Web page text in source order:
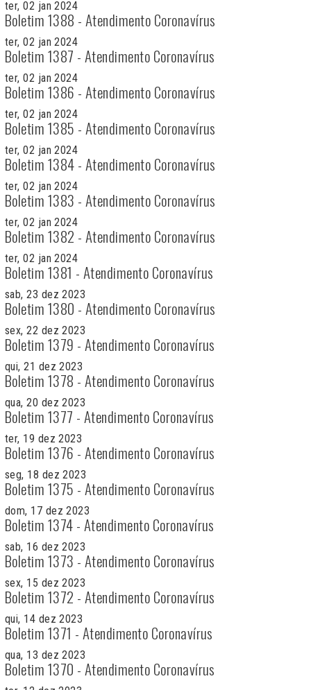
ter, 02 jan 2024
Boletim 1388 - Atendimento Coronavírus
ter, 02 jan 2024
Boletim 1387 - Atendimento Coronavírus
ter, 02 jan 2024
Boletim 1386 - Atendimento Coronavírus
ter, 02 jan 2024
Boletim 1385 - Atendimento Coronavírus
ter, 02 jan 2024
Boletim 1384 - Atendimento Coronavírus
ter, 02 jan 2024
Boletim 1383 - Atendimento Coronavírus
ter, 02 jan 2024
Boletim 1382 - Atendimento Coronavírus
ter, 02 jan 2024
Boletim 1381 - Atendimento Coronavírus
sab, 23 dez 2023
Boletim 1380 - Atendimento Coronavírus
sex, 22 dez 2023
Boletim 1379 - Atendimento Coronavírus
qui, 21 dez 2023
Boletim 1378 - Atendimento Coronavírus
qua, 20 dez 2023
Boletim 1377 - Atendimento Coronavírus
ter, 19 dez 2023
Boletim 1376 - Atendimento Coronavírus
seg, 18 dez 2023
Boletim 1375 - Atendimento Coronavírus
dom, 17 dez 2023
Boletim 1374 - Atendimento Coronavírus
sab, 16 dez 2023
Boletim 1373 - Atendimento Coronavírus
sex, 15 dez 2023
Boletim 1372 - Atendimento Coronavírus
qui, 14 dez 2023
Boletim 1371 - Atendimento Coronavírus
qua, 13 dez 2023
Boletim 1370 - Atendimento Coronavírus